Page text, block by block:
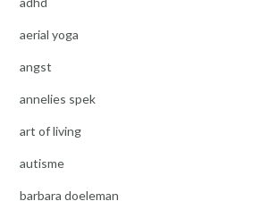
aerial yoga
angst
annelies spek
art of living
autisme
barbara doeleman